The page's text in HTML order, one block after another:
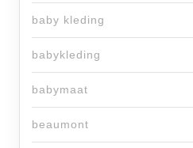
baby kleding
babykleding
babymaat
beaumont